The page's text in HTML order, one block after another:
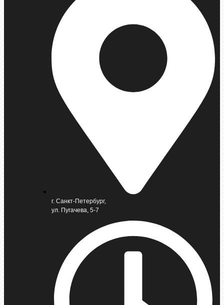
г. Санкт-Петербург,
ул. Пугачева, 5-7